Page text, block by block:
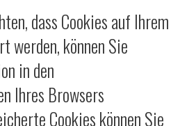
dass Cookies auf Ihrem
werden, können Sie
in den
Ihres Browsers
Cookies können Sie